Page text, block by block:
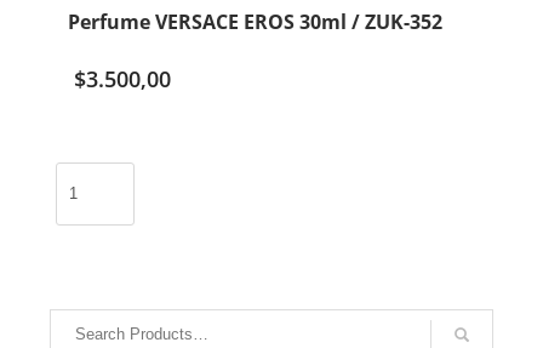
Perfume VERSACE EROS 30ml / ZUK-352
$3.500,00
VERSACE
EROS
ZUK-